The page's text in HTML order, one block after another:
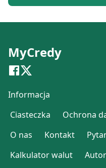
MyCredy
Informacja
Ciasteczka
Ochrona
O nas
Kontakt
Kalkulator walut